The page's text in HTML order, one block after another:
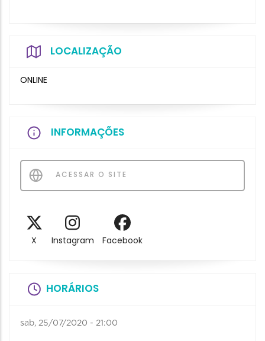
LOCALIZAÇÃO
ONLINE
INFORMAÇÕES
ACESSAR O SITE
X Instagram Facebook
HORÁRIOS
sab, 25/07/2020 - 21:00